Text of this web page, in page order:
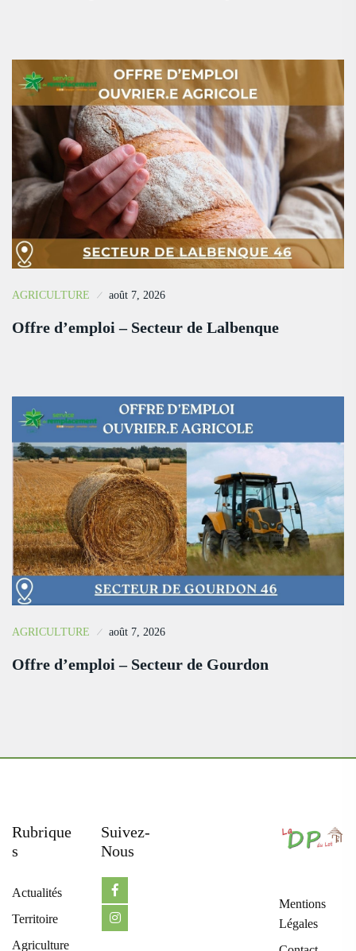
AGRICULTURE août 7, 2026
Offre d’emploi – Secteur de Lalbenque
AGRICULTURE août 7, 2026
Offre d’emploi – Secteur de Gourdon
Rubrique
S
Actualités
Territoire
Agriculture
Suivez-
Nous
Mentions
Légales